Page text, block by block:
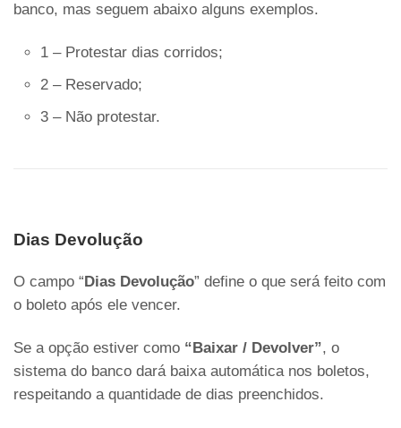
banco, mas seguem abaixo alguns exemplos.
1 – Protestar dias corridos;
2 – Reservado;
3 – Não protestar.
Dias Devolução
O campo “ Dias Devolução” define o que será feito com
o boleto após ele vencer.
Se a opção estiver como “Baixar / Devolver”, o
sistema do banco dará baixa automática nos boletos,
respeitando a quantidade de dias preenchidos.